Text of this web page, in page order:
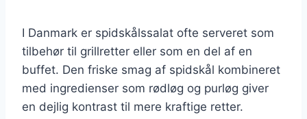
I Danmark er spidskålssalat ofte serveret som
tilbehør til grillretter eller som en del af en
buffet. Den friske smag af spidskål kombineret
med ingredienser som rødløg og purløg giver
en dejlig kontrast til mere kraftige retter.